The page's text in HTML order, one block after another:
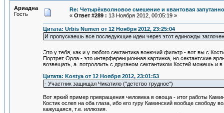
Ариадна
Гость
Re: Четырёхволновое смешение и квантовая
« Ответ #289 : 13 Ноября 2012, 00:05:19 »
Цитата: Urbis Numen от 12 Ноября 2012, 23:25:04
И пропускаешь все последующие идеи через этот единожды
Это у тебя, как и у любого сектантика вонючий фильтр - вот вы с
Портрет Орла - это интерференционная картинка, но сектантские
возвещать, а потроллить с друганом сектантиком Костей можешь и в
Цитата: Kostya от 12 Ноября 2012, 23:01:53
- Участник защищал Чикатило ("детство трудное")
Вот яркий пример превращения человека в овоща - итог работы
Костик ослеп на оба глаза, ибо его гуру Каминский вообще
кажущаяся, т.е. иллюзия.